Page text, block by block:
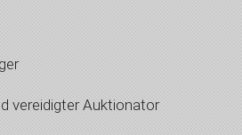
vereidigter Auktionator